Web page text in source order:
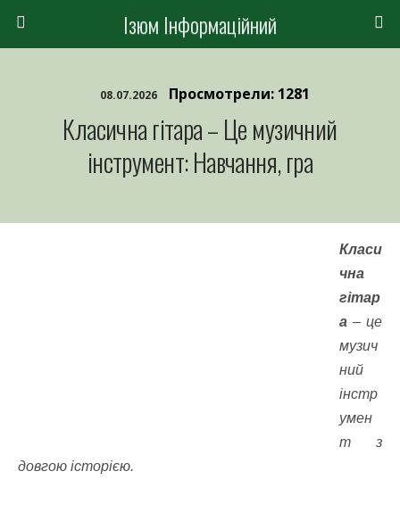
Ізюм Інформаційний
08.07.2026 Просмотрели: 1281
Класична гітара – Це музичний
інструмент: Навчання, гра
Класи
чна
гітар
а – це
музич
ний
інстр
умен
т з
довгою історією.